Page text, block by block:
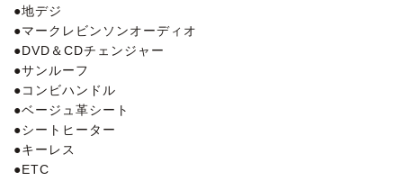
●地デジ
●マークレビンソンオーディオ
●DVD＆CDチェンジャー
●サンルーフ
●コンビハンドル
●ベージュ革シート
●シートヒーター
●キーレス
●ETC